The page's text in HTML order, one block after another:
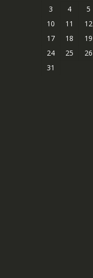
3
4 5
10
11 12
17
18 19
24
25 26
31